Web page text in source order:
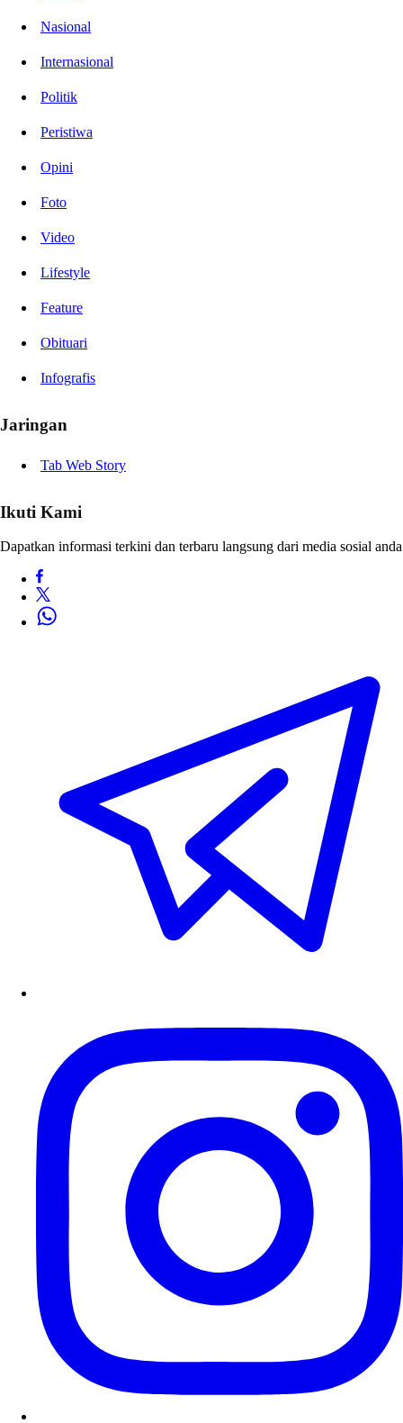
Nasional
Internasional
Politik
Peristiwa
Opini
Foto
Video
Lifestyle
Feature
Obituari
Infografis
Jaringan
Tab Web Story
Ikuti Kami
Dapatkan informasi terkini dan terbaru langsung dari media sosial anda